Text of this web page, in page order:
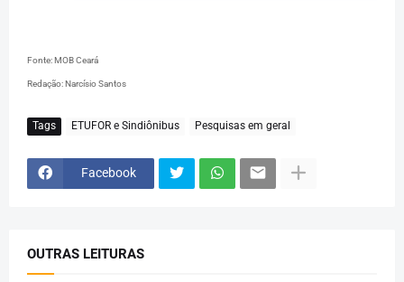
Fonte: MOB Ceará
Redação: Narcísio Santos
Tags ETUFOR e Sindiônibus Pesquisas em geral
Facebook
OUTRAS LEITURAS